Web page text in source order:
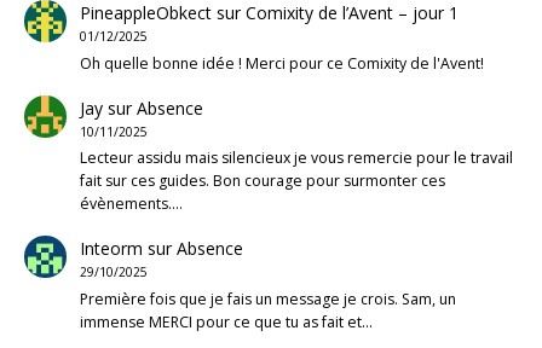
PineappleObkectsurComixity de l’Avent – jour 1
01/12/2025
Oh quelle bonne idée ! Merci pour ce Comixity de l'Avent!
JaysurAbsence
10/11/2025
Lecteur assidu mais silencieux je vous remercie pour le travail
fait sur ces guides. Bon courage pour surmonter ces
évènements.…
Inteorm surAbsence
29/10/2025
Première fois que je fais un message je crois. Sam, un
immense MERCI pour ce que tu as fait et…